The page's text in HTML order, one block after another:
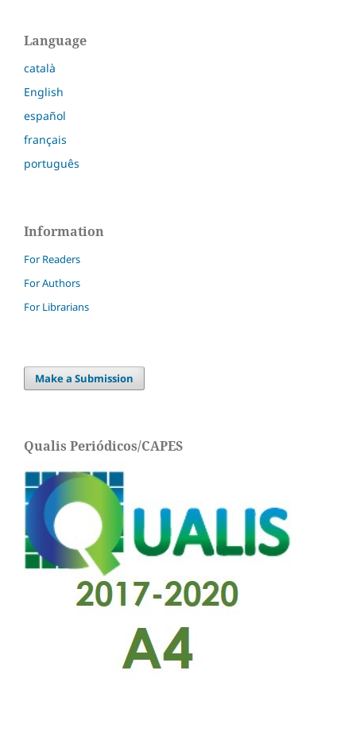
Language
català
English
español
français
português
Information
For Readers
For Authors
For Librarians
Make a Submission
Qualis Periódicos/CAPES